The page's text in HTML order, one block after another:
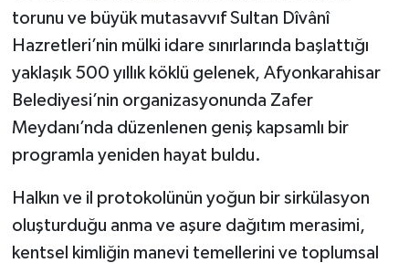
torunu ve büyük mutasavvıf Sultan Dîvânî
Hazretleri’nin mülki idare sınırlarında başlattığı
yaklaşık 500 yıllık köklü gelenek, Afyonkarahisar
Belediyesi’nin organizasyonunda Zafer
Meydanı’nda düzenlenen geniş kapsamlı bir
programla yeniden hayat buldu.
Halkın ve il protokolünün yoğun bir sirkülasyon
oluşturduğu anma ve aşure dağıtım merasimi,
kentsel kimliğin manevi temellerini ve toplumsal